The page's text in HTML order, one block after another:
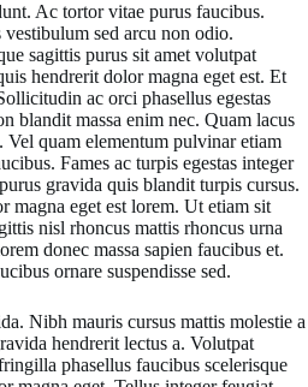
Ac tortor vitae purus faucibus.
sed arcu non odio.
sagittis purus sit amet volutpat
hendrerit dolor magna eget est. Et
ac orci phasellus egestas
blandit massa enim nec. Quam lacus
Vel quam elementum pulvinar etiam
Fames ac turpis egestas integer
gravida quis blandit turpis cursus.
magna eget est lorem. Ut etiam sit
nisl rhoncus mattis rhoncus urna
donec massa sapien faucibus et.
ornare suspendisse sed.
Nibh mauris cursus mattis molestie a
hendrerit lectus a. Volutpat
phasellus faucibus scelerisque